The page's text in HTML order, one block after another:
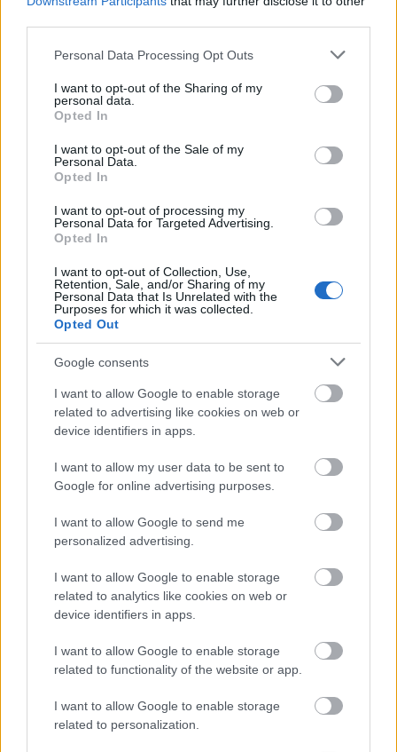
Please note that this website/app uses one or more Google
not limited to your visit or usage behaviour. You may click to
grant or deny consent to Google and its third-party tags to
use your data for below specified purposes in below Google
consent section.
Personal Data Processing Opt Outs
I want to opt-out of the Sharing of my
personal data.
Opted In
I want to opt-out of the Sale of my
Personal Data.
Opted In
I want to opt-out of processing my
Personal Data for Targeted Advertising.
Opted In
I want to opt-out of Collection, Use,
Retention, Sale, and/or Sharing of my
Personal Data that Is Unrelated with the
Purposes for which it was collected.
Opted Out
Google consents
I want to allow Google to enable storage
related to advertising like cookies on web or
device identifiers in apps.
I want to allow my user data to be sent to
Google for online advertising purposes.
I want to allow Google to send me
personalized advertising.
I want to allow Google to enable storage
related to analytics like cookies on web or
device identifiers in apps.
I want to allow Google to enable storage
related to functionality of the website or app.
I want to allow Google to enable storage
related to personalization.
Tata műemlékfelújítás műemlék restaurálás
megújul a tatai Angolkert
A projekt részeként megújulnak a területen található
műemlékek, köztük a különleges Műromok, valamint a közeli
Várkanyarban álló Nepomuki Szent János híd és szobor is.
M1 bővítés: már zajlik a teljesen új
csomópont épül Angyalföldön
Másfélszeresére bővítik
iskoláját
Látványos építési szakasz indult be a
Flórián téri felüljárón
AJÁNLJUK MÉG
HÍRLEVÉL